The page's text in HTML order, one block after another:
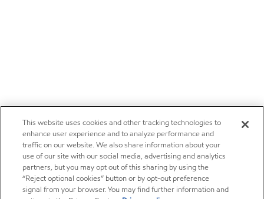
This website uses cookies and other tracking technologies to
enhance user experience and to analyze performance and
traffic on our website. We also share information about your
use of our site with our social media, advertising and analytics
partners, but you may opt out of this sharing by using the
“Reject optional cookies” button or by opt-out preference
signal from your browser. You may find further information and